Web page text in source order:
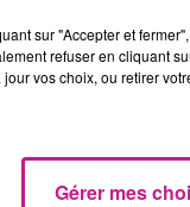
Automobiles
sur "Accepter et
refuser en cliquant
vos choix, ou retirer
Gérer mes